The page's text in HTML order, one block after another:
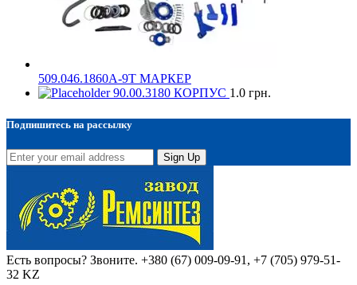
509.046.1860А-9Т МАРКЕР
90.00.3180 КОРПУС 1.0 грн.
Подпишитесь на рассылку
Sign Up
Есть вопросы? Звоните. +380 (67) 009-09-91, +7 (705) 979-51-
32 KZ